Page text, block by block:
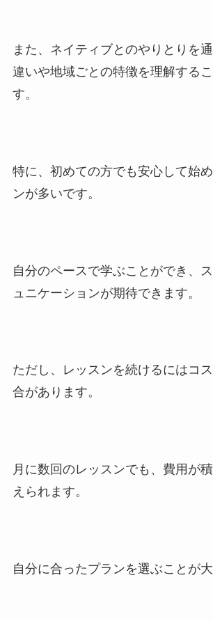
また、ネイティブとのやりとりを
違いや地域ごとの特徴を理解する
す。
特に、初めての方でも安心して始
ンが多いです。
自分のペースで学ぶことができ、
ュニケーションが期待できます。
ただし、レッスンを続けるにはコ
合があります。
月に数回のレッスンでも、費用が
えられます。
自分に合ったプランを選ぶことが大